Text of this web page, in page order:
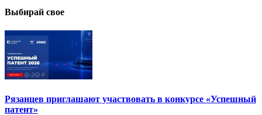
Выбирай свое
Рязанцев приглашают участвовать в конкурсе «Успешный
патент»